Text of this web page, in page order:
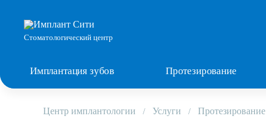
Стоматологический центр
Имплантация зубов Протезирование
Центр имплантологии Услуги Протезирование